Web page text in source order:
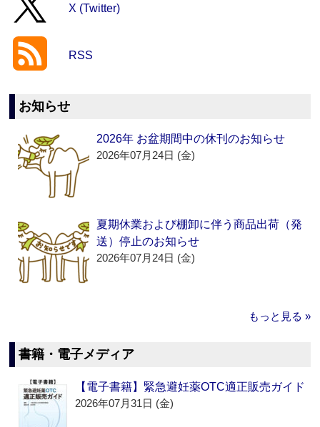
X (Twitter)
RSS
お知らせ
2026年 お盆期間中の休刊のお知らせ
2026年07月24日 (金)
夏期休業および棚卸に伴う商品出荷（発
送）停止のお知らせ
2026年07月24日 (金)
もっと見る »
書籍・電子メディア
【電子書籍】緊急避妊薬OTC適正販売ガイド
2026年07月31日 (金)